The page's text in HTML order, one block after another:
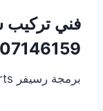
فني تركيب
برمجة رسيفر bien sports العين